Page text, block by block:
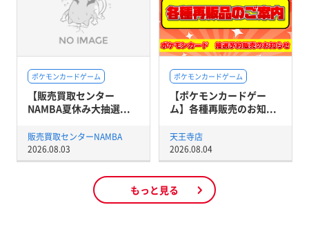
ポケモンカードゲーム
【ポケモンカードゲー
ム】各種再販売のお知...
天王寺店
2026.08.04
ポケモンカードゲーム
【販売買取センター
NAMBA夏休み大抽選...
販売買取センターNAMBA
2026.08.03
もっと見る